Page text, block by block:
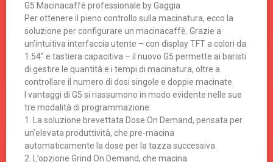
G5 Macinacaffè professionale by Gaggia
Per ottenere il pieno controllo sulla macinatura, ecco la
soluzione per configurare un macinacaffè. Grazie a
un’intuitiva interfaccia utente – con display TFT a colori da
1.54’’ e tastiera capacitiva – il nuovo G5 permette ai baristi
di gestire le quantità e i tempi di macinatura, oltre a
controllare il numero di dosi singole e doppie macinate.
I vantaggi di G5 si riassumono in modo evidente nelle sue
tre modalità di programmazione:
1. La soluzione brevettata Dose On Demand, pensata per
un’elevata produttività, che pre-macina
automaticamente la dose per la tazza successiva.
2. L’opzione Grind On Demand, che macina